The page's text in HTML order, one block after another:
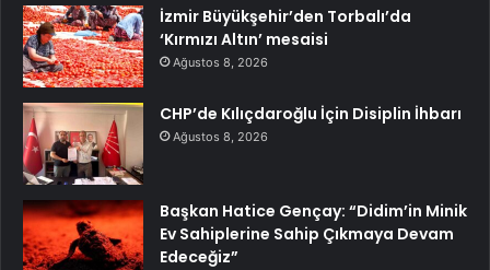
İzmir Büyükşehir’den Torbalı’da
‘Kırmızı Altın’ mesaisi
Ağustos 8, 2026
CHP’de Kılıçdaroğlu İçin Disiplin İhbarı
Ağustos 8, 2026
Başkan Hatice Gençay: “Didim’in Minik
Ev Sahiplerine Sahip Çıkmaya Devam
Edeceğiz”